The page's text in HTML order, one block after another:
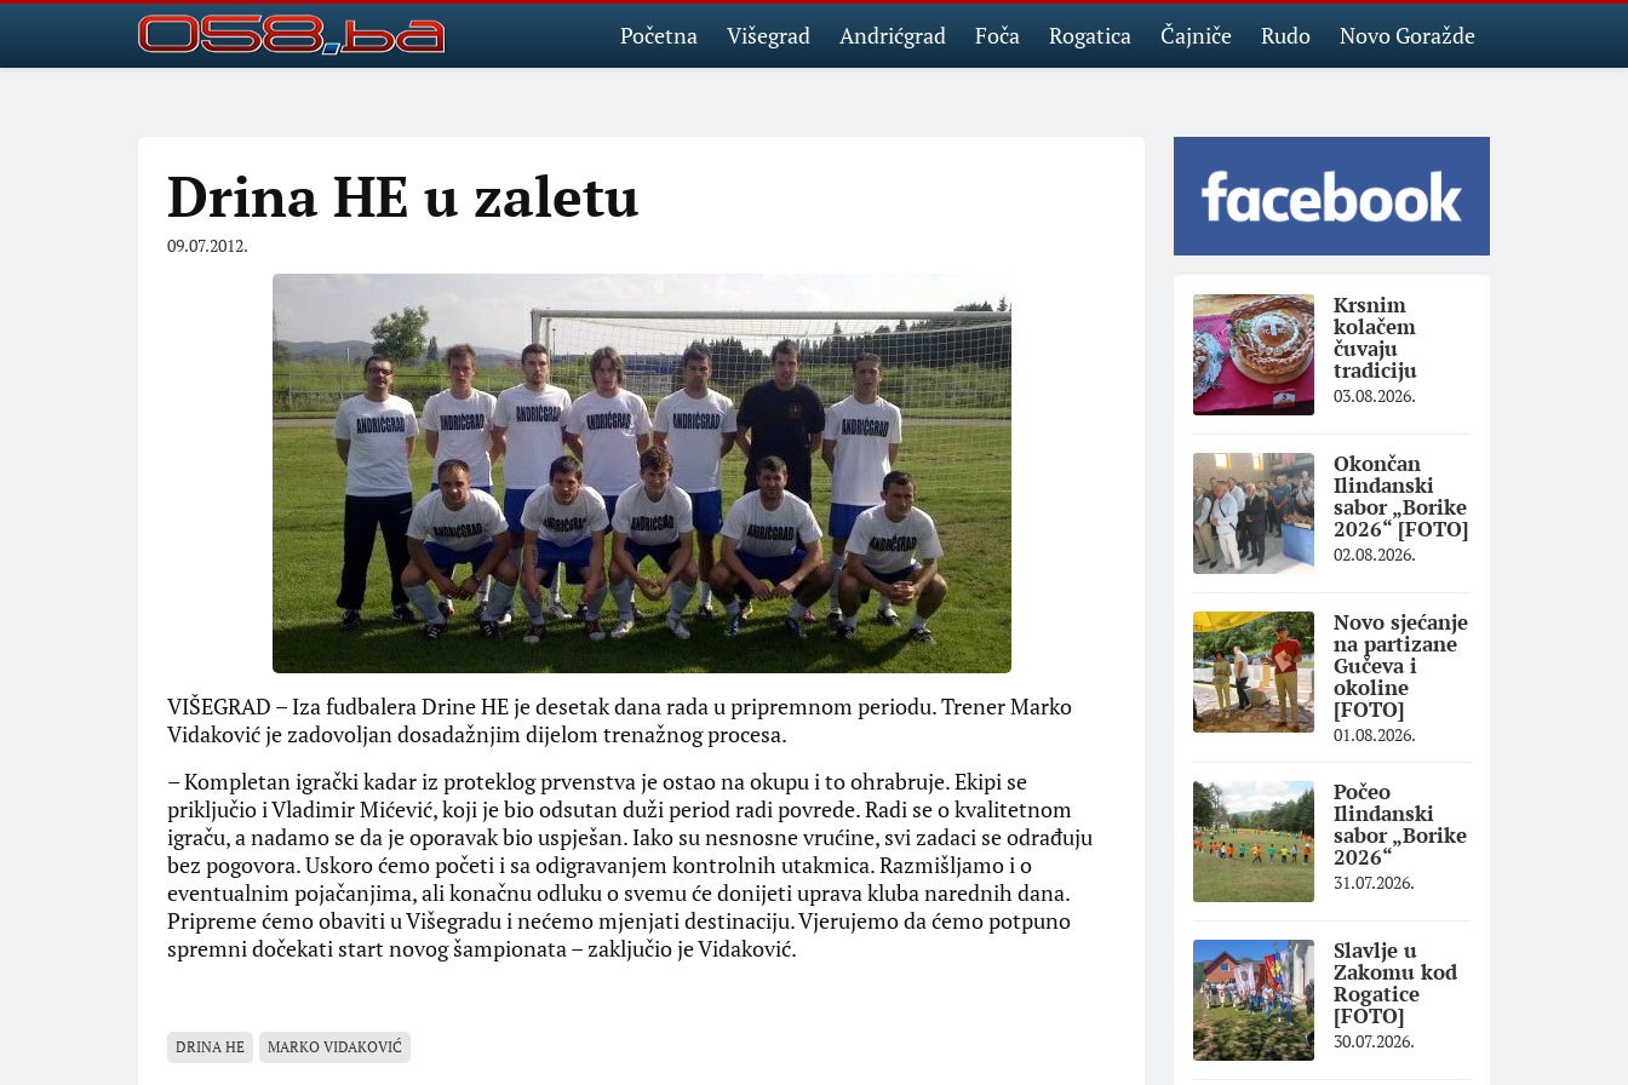
Početna Višegrad Andrićgrad Foča Rogatica Čajniče Rudo Novo Goražde
Drina HE u zaletu
09.07.2012.
VIŠEGRAD – Iza fudbalera Drine HE je desetak dana rada u pripremnom periodu. Trener Marko
Vidaković je zadovoljan dosadažnjim dijelom trenažnog procesa.
– Kompletan igrački kadar iz proteklog prvenstva je ostao na okupu i to ohrabruje. Ekipi se
priključio i Vladimir Mićević, koji je bio odsutan duži period radi povrede. Radi se o kvalitetnom
igraču, a nadamo se da je oporavak bio uspješan. Iako su nesnosne vrućine, svi zadaci se odrađuju
bez pogovora. Uskoro ćemo početi i sa odigravanjem kontrolnih utakmica. Razmišljamo i o
eventualnim pojačanjima, ali konačnu odluku o svemu će donijeti uprava kluba narednih dana.
Pripreme ćemo obaviti u Višegradu i nećemo mjenjati destinaciju. Vjerujemo da ćemo potpuno
spremni dočekati start novog šampionata – zaključio je Vidaković.
DRINA HE MARKO VIDAKOVIĆ
Krsnim
kolačem
čuvaju
tradiciju
03.08.2026.
Okončan
Ilindanski
sabor „Borike
2026“ [FOTO]
02.08.2026.
Novo sjećanje
na partizane
Gučeva i
okoline
[FOTO]
01.08.2026.
Počeo
Ilindanski
sabor „Borike
2026“
31.07.2026.
Slavlje u
Zakomu kod
Rogatice
[FOTO]
30.07.2026.